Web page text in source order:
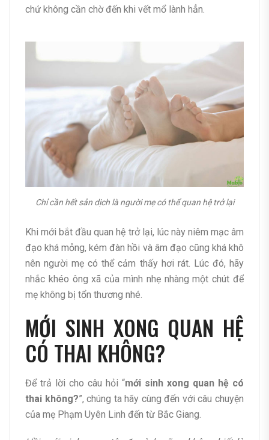
chứ không cần chờ đến khi vết mổ lành hẳn.
Chỉ cần hết sản dịch là người mẹ có thể quan hệ trở lại
Khi mới bắt đầu quan hệ trở lại, lúc này niêm mạc âm
đạo khá mỏng, kém đàn hồi và âm đạo cũng khá khô
nên người mẹ có thể cảm thấy hơi rát. Lúc đó, hãy
nhắc khéo ông xã của mình nhẹ nhàng một chút để
mẹ không bị tổn thương nhé.
MỚI SINH XONG QUAN HỆ
CÓ THAI KHÔNG?
Để trả lời cho câu hỏi “mới sinh xong quan hệ có
thai không?”, chúng ta hãy cùng đến với câu chuyện
của mẹ Phạm Uyên Linh đến từ Bắc Giang.